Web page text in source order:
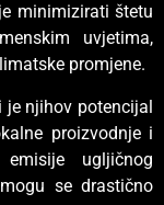
minimizirati štetu
uvjetima,
promjene.
njihov potencijal
proizvodnje i
ugljičnog
se drastično